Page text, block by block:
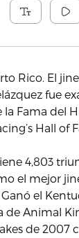
Rico. El
fue
la Fama del
Hall of
4,803
el mejor
el
de Animal
de 2007